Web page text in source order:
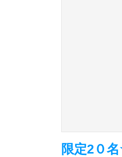
限定2０